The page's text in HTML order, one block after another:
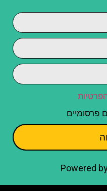
פרסומיים
Powered